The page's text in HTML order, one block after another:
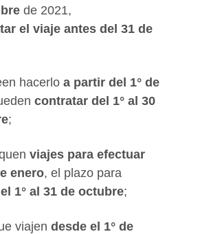
de 2021,
el viaje antes del 31 de
hacerlo a partir del 1° de
contratar del 1° al 30
;
viajes para efectuar
enero, el plazo para
1° al 31 de octubre;
viajen desde el 1° de